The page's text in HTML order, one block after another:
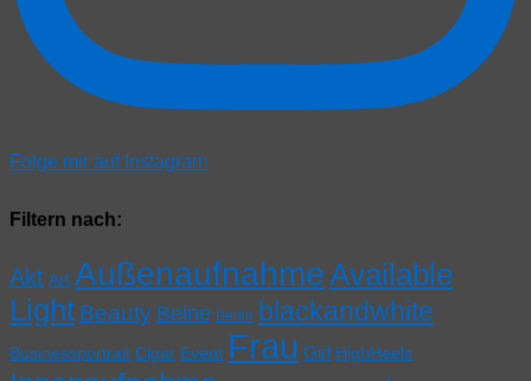
Folge mir auf Instagram
Filtern nach:
Akt Art AußenaufnahmeAvailable
Light Beauty Beine Berlin blackandwhite
Businessportrait Cigar Event Frau Girl HighHeels